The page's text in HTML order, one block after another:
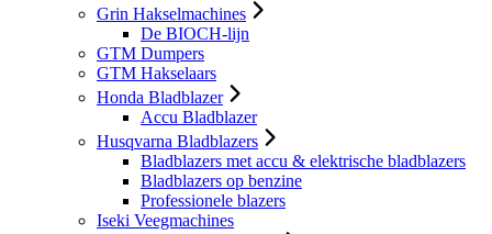
Grin Hakselmachines
De BIOCH-lijn
GTM Dumpers
GTM Hakselaars
Honda Bladblazer
Accu Bladblazer
Husqvarna Bladblazers
Bladblazers met accu & elektrische bladblazers
Bladblazers op benzine
Professionele blazers
Iseki Veegmachines